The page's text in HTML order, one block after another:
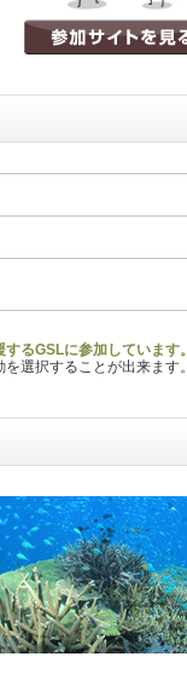
るGSLに参加しています。
選択することが出来ます。